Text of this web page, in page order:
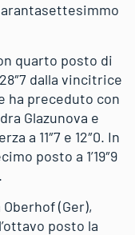
quarto posto di
dalla vincitrice
ha preceduto con
Glazunova e
a 11″7 e 12″0. In
posto a 1’19″9
(Ger),
posto la